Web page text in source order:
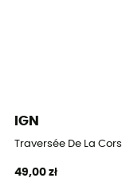
IGN
Traversée De La
49,00 zł